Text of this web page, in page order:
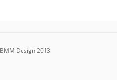
BMM Design 2013